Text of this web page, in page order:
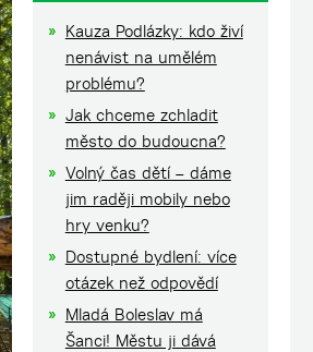
Kauza Podlázky: kdo živí
nenávist na umělém
problému?
Jak chceme zchladit
město do budoucna?
Volný čas dětí – dáme
jim raději mobily nebo
hry venku?
Dostupné bydlení: více
otázek než odpovědí
Mladá Boleslav má
Šanci! Městu ji dává